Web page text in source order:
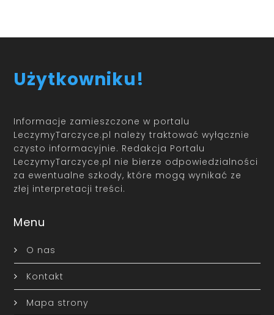
Użytkowniku!
Informacje zamieszczone w portalu
LeczymyTarczyce.pl należy traktować wyłącznie
czysto informacyjnie. Redakcja Portalu
LeczymyTarczyce.pl nie bierze odpowiedzialności
za ewentualne szkody, które mogą wynikać ze
złej interpretacji treści.
Menu
O nas
Kontakt
Mapa strony